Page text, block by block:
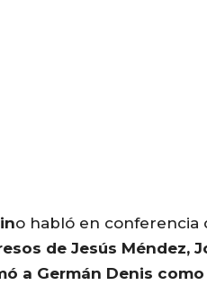
o habló en conferencia
de Jesús Méndez,
a Germán Denis